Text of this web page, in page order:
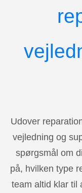
Udover
vejledning og
spørgsmål om
på, hvilken type
team altid klar til